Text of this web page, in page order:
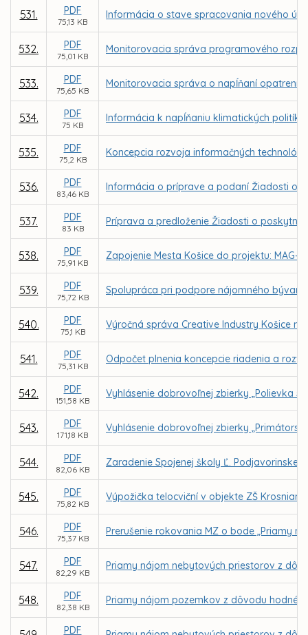
531. PDF
75,13 KB
Informácia o stave spracovania nového
532. PDF
75,01 KB
Monitorovacia správa programového
533. PDF
75,65 KB
Monitorovacia správa o napĺňaní opatrení
534. PDF
75 KB
Informácia k napĺňaniu klimatických politík
535. PDF
75,2 KB
Koncepcia rozvoja informačných
536. PDF
83,46 KB
Informácia o príprave a podaní Žiadosti o
537. PDF
83 KB
Príprava a predloženie Žiadosti o
538. PDF
75,91 KB
Zapojenie Mesta Košice do projektu: MAG-
539. PDF
75,72 KB
Spolupráca pri podpore nájomného
540. PDF
75,1 KB
Výročná správa Creative Industry Košice n.
541. PDF
75,31 KB
Odpočet plnenia koncepcie riadenia a
542. PDF
151,58 KB
Vyhlásenie dobrovoľnej zbierky „Polievka
543. PDF
171,18 KB
Vyhlásenie dobrovoľnej zbierky
544. PDF
82,06 KB
Zaradenie Spojenej školy Ľ. Podjavorinskej
545. PDF
75,82 KB
Výpožička telocviční v objekte ZŠ
546. PDF
75,37 KB
Prerušenie rokovania MZ o bode „Priamy
547. PDF
82,29 KB
Priamy nájom nebytových priestorov z
548. PDF
82,38 KB
Priamy nájom pozemkov z dôvodu
PDF